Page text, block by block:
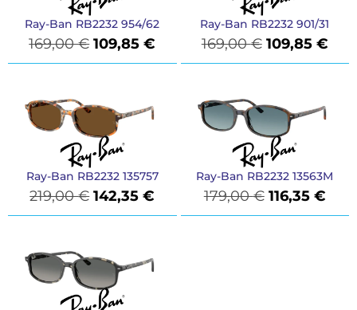
Ray-Ban RB2232 954/62
169,00€ 109,85€
Ray-Ban RB2232 901/31
169,00€ 109,85 €
Ray-Ban RB2232 135757
219,00€ 142,35€
Ray-Ban RB2232 13563M
179,00€ 116,35 €